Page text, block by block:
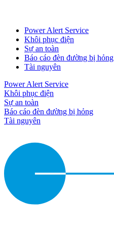
Power Alert Service
Khôi phục điện
Sự an toàn
Báo cáo đèn đường bị hỏng
Tài nguyên
Power Alert Service
Khôi phục điện
Sự an toàn
Báo cáo đèn đường bị hỏng
Tài nguyên